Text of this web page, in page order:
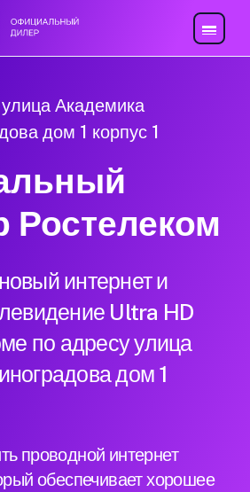
Академика
дом 1 корпус 1
Ростелеком
интернет и
Ultra HD
по адресу улица
дом 1
проводной интернет
обеспечивает хорошее